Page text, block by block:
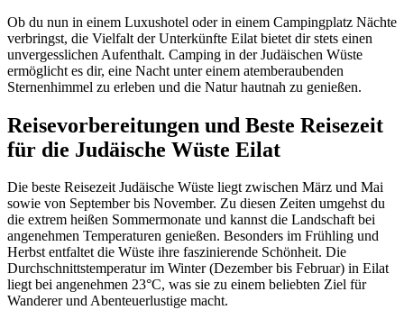
Ob du nun in einem Luxushotel oder in einem Campingplatz Nächte
verbringst, die Vielfalt der Unterkünfte Eilat bietet dir stets einen
unvergesslichen Aufenthalt. Camping in der Judäischen Wüste
ermöglicht es dir, eine Nacht unter einem atemberaubenden
Sternenhimmel zu erleben und die Natur hautnah zu genießen.
Reisevorbereitungen und Beste Reisezeit
für die Judäische Wüste Eilat
Die beste Reisezeit Judäische Wüste liegt zwischen März und Mai
sowie von September bis November. Zu diesen Zeiten umgehst du
die extrem heißen Sommermonate und kannst die Landschaft bei
angenehmen Temperaturen genießen. Besonders im Frühling und
Herbst entfaltet die Wüste ihre faszinierende Schönheit. Die
Durchschnittstemperatur im Winter (Dezember bis Februar) in Eilat
liegt bei angenehmen 23°C, was sie zu einem beliebten Ziel für
Wanderer und Abenteuerlustige macht.